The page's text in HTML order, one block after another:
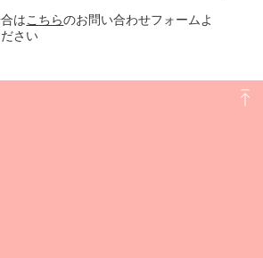
はこちらのお問い合わせフォームよ
さい